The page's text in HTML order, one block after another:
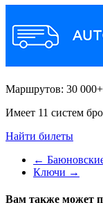
Маршрутов: 30 000+
Имеет 11 систем
Найти билеты
←
Ключи →
Вам также может